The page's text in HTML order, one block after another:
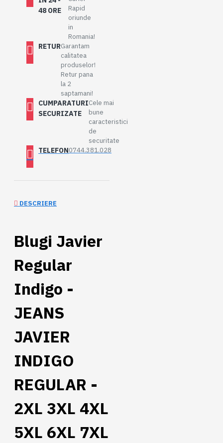
48 ORE
Rapid
oriunde
in
Romania!
RETURGarantam
calitatea
produselor!
Retur pana
la 2
saptamani!
CUMPARATURI
SECURIZATE
Cele mai
bune
caracteristici
de
securitate
TELEFON0744.381.028
DESCRIERE
Blugi Javier
Regular
Indigo -
JEANS
JAVIER
INDIGO
REGULAR -
2XL 3XL 4XL
5XL 6XL 7XL